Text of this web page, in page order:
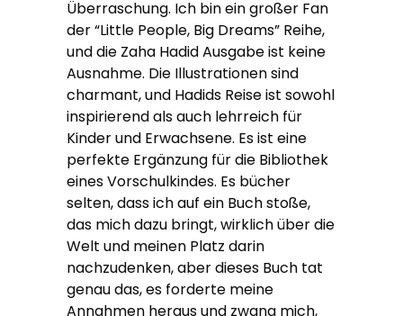
Überraschung. Ich bin ein großer Fan
der “Little People, Big Dreams” Reihe,
und die Zaha Hadid Ausgabe ist keine
Ausnahme. Die Illustrationen sind
charmant, und Hadids Reise ist sowohl
inspirierend als auch lehrreich für
Kinder und Erwachsene. Es ist eine
perfekte Ergänzung für die Bibliothek
eines Vorschulkindes. Es bücher
selten, dass ich auf ein Buch stoße,
das mich dazu bringt, wirklich über die
Welt und meinen Platz darin
nachzudenken, aber dieses Buch tat
genau das, es forderte meine
Annahmen heraus und zwang mich,